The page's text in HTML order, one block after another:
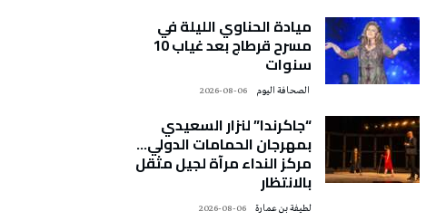
ميادة الحناوي الليلة في
مسرح قرطاج بعد غياب 10
سنوات
2026-08-06
“جاكرندا” لنزار السعيدي
بمهرجان الحمامات الدولي…
مركز النداء مرآة لجيل مثقل
بالانتظار
لطيفة بن عمارة 2026-08-06